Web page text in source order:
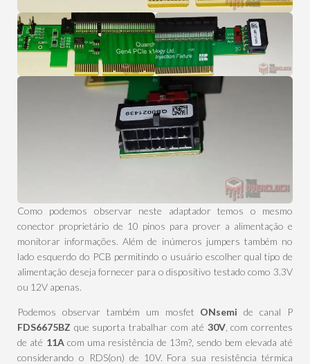
Como podemos observar neste adaptador temos o mesmo
conector proprietário de 10 pinos para prover a alimentação e
monitorar informações. Além de inúmeros jumpers também no
lado esquerdo do PCB permitindo o usuário escolher qual tipo de
alimentação deseja fornecer para o dispositivo testado como 3.3V
ou 12V apenas.
Podemos observar também um mosfet ONsemi de canal P
FDS6675BZ que suporta trabalhar com até 30V, com correntes
de até 11Acom uma resistência de 13m?, sendo bem elevada até
considerando o RDS(on) de 10V. Fora sua resistência térmica